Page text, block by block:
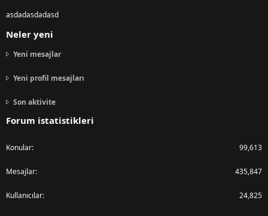
asdadasdadasd
Neler yeni
Yeni mesajlar
Yeni profil mesajları
Son aktivite
Forum istatistikleri
Konular 99,613
Mesajlar 435,847
Kullanıcılar 24,825